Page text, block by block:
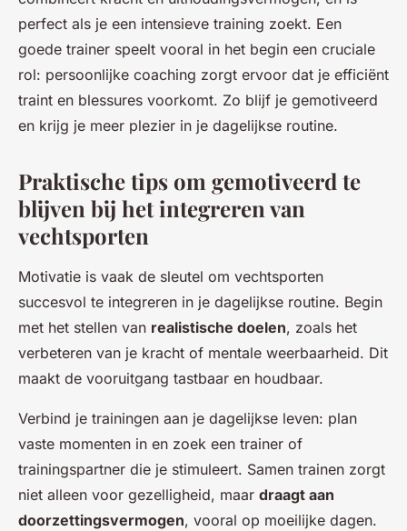
perfect als je een intensieve training zoekt. Een
goede trainer speelt vooral in het begin een cruciale
rol: persoonlijke coaching zorgt ervoor dat je efficiënt
traint en blessures voorkomt. Zo blijf je gemotiveerd
en krijg je meer plezier in je dagelijkse routine.
Praktische tips om gemotiveerd te
blijven bij het integreren van
vechtsporten
Motivatie is vaak de sleutel om vechtsporten
succesvol te integreren in je dagelijkse routine. Begin
met het stellen van realistische doelen, zoals het
verbeteren van je kracht of mentale weerbaarheid. Dit
maakt de vooruitgang tastbaar en houdbaar.
Verbind je trainingen aan je dagelijkse leven: plan
vaste momenten in en zoek een trainer of
trainingspartner die je stimuleert. Samen trainen zorgt
niet alleen voor gezelligheid, maar draagt aan
doorzettingsvermogen, vooral op moeilijke dagen.